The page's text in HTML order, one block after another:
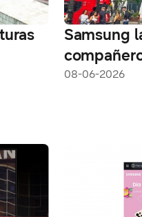
Samsung
08-06-2026